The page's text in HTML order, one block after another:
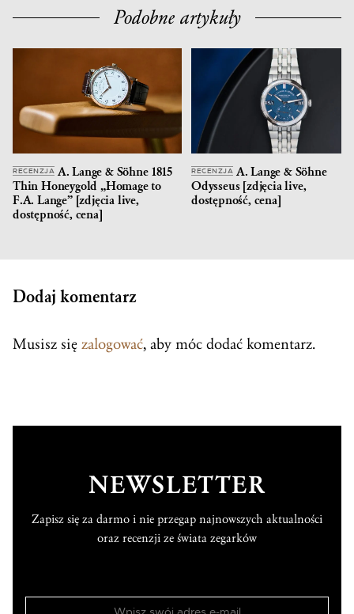
Podobne artykuły
RECENZJA A. Lange & Söhne 1815
Thin Honeygold „Homage to
F.A. Lange” [zdjęcia live,
dostępność, cena]
RECENZJA A. Lange & Söhne
Odysseus [zdjęcia live,
dostępność, cena]
Dodaj komentarz
Musisz się zalogować, aby móc dodać komentarz.
NEWSLETTER
Zapisz się za darmo i nie przegap najnowszych aktualności
oraz recenzji ze świata zegarków